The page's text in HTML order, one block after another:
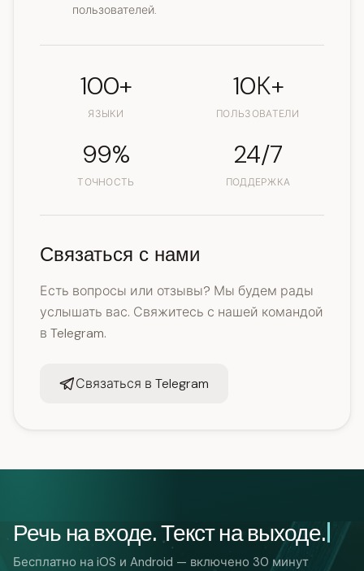
пользователей.
100+
ЯЗЫКИ
10К+
ПОЛЬЗОВАТЕЛИ
99%
ТОЧНОСТЬ
24/7
ПОДДЕРЖКА
Связаться с нами
Есть вопросы или отзывы? Мы будем рады
услышать вас. Свяжитесь с нашей командой
в Telegram.
Связаться в Telegram
Речь на входе. Текст на выходе.
Бесплатно на iOS и Android — включено 30 минут